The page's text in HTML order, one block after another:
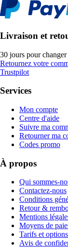
Livraison et
30 jours pour
Retournez votre
Trustpilot
Services
Mon compte
Centre d'aide
Suivre ma
Retourner ma
Codes promo
À propos
Qui sommes-
Contactez-nous
Conditions
Retour &
Mentions
Moyens de
Tarifs et
Avis de